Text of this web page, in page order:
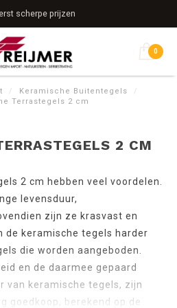
scherpe prijzen
0
/ Keramische Buitentegels
/
Terrastegels 2 cm
2 CM
2 cm hebben veel voordelen.
levensduur,
zijn ze krasvast en
de keramische tegels harder
die worden aangeboden.
en de daarmee gepaard
van keramische tegels, zijn
goedkoop, berekend op de